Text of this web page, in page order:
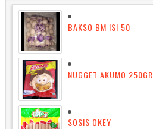
BAKSO BM ISI 50
NUGGET AKUMO 250GR
SOSIS OKEY